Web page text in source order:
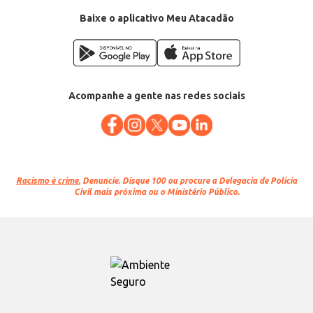
Baixe o aplicativo Meu Atacadão
Acompanhe a gente nas redes sociais
Racismo é crime. Denuncie. Disque 100 ou procure a Delegacia de Polícia
Civil mais próxima ou o Ministério Público.